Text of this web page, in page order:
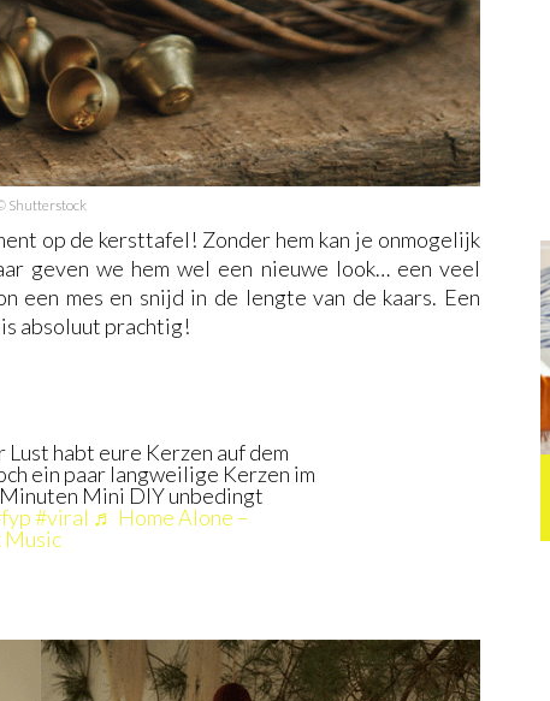
Shutterstock
op de kersttafel! Zonder hem kan je onmogelijk
geven we hem wel een nieuwe look… een veel
een mes en snijd in de lengte van de kaars. Een
absoluut prachtig!
habt eure Kerzen auf dem
ein paar langweilige Kerzen im
Mini DIY unbedingt
#viral ♬ Home Alone –
Music